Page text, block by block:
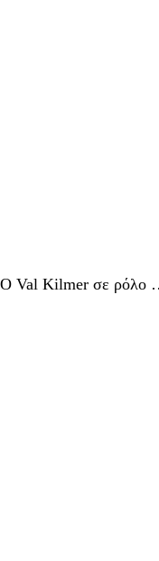
Ο Val Kilmer σε ρόλο